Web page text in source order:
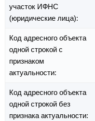
участок ИФНС
(юридические лица):
Код адресного объекта
одной строкой с
признаком
актуальности:
Код адресного объекта
одной строкой без
признака актуальности: